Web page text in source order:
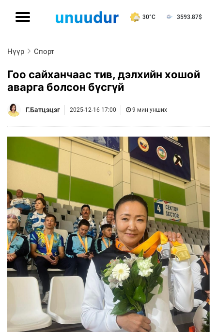
30°C 3593.87$
Нүүр Спорт
Гоо сайханчаас тив, дэлхийн хошой
аварга болсон бүсгүй
Г.Батцэцэг 2025-12-16 17:00 9 мин унших